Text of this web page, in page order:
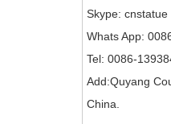
Skype: cnstatue
Whats App:
Tel: 0086-
Add:Quyang
China.